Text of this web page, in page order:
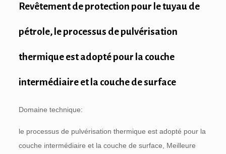
Revêtement de protection pour le tuyau de
pétrole, le processus de pulvérisation
thermique est adopté pour la couche
intermédiaire et la couche de surface
Domaine technique:
le processus de pulvérisation thermique est adopté pour la
couche intermédiaire et la couche de surface, Meilleure